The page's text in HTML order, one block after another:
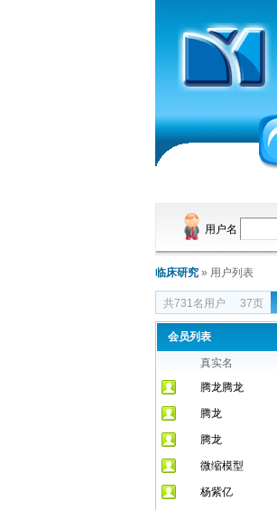
用户名
临床研究 » 用户列表
共731名用户 37页
会员列表
真实名
腾龙腾龙
腾龙
腾龙
微缩模型
杨紫亿